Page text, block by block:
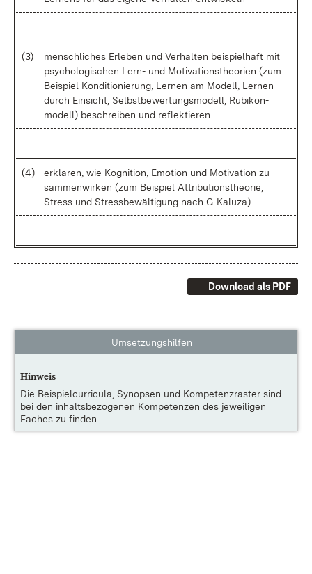
(3)
men­sch­li­ches Er­le­ben und Ver­hal­ten bei­spiel­haft mit
psy­cho­lo­gi­schen Lern- und Mo­ti­va­ti­ons­theo­ri­en (zum
Bei­spiel Kon­di­tio­nie­rung, Ler­nen am Mo­dell, Ler­nen
durch Ein­sicht, Selbst­be­wer­tungs­mo­dell, Ru­bi­kon­
mo­dell) be­schrei­ben und re­flek­tie­ren
(4)
er­klä­ren, wie Ko­gni­ti­on, Emo­ti­on und Mo­ti­va­ti­on zu­
sam­men­wir­ken (zum Bei­spiel At­tri­bu­ti­ons­theo­rie,
Stress und Stress­be­wäl­ti­gung nach G. Kalu­za)
Download als PDF
Umsetzungshilfen
Hinweis
Die Beispielcurricula, Synopsen und Kompetenzraster sind
bei den inhaltsbezogenen Kompetenzen des jeweiligen
Faches zu finden.